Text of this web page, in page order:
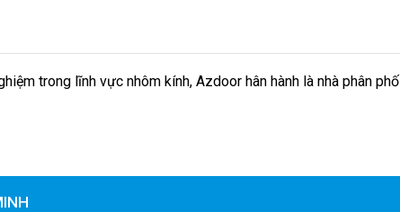
trong lĩnh vực nhôm kính, Azdoor hân hành là nhà phân